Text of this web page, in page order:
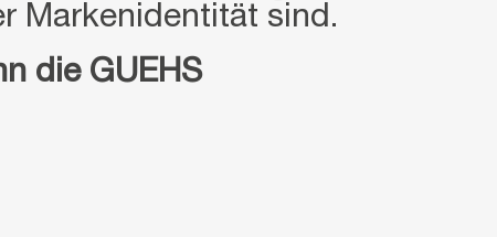
Markenidentität sind.
die GUEHS